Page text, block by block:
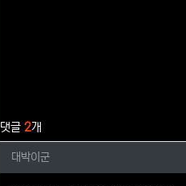
댓글 2개
대박이군님의 댓글
대박이군